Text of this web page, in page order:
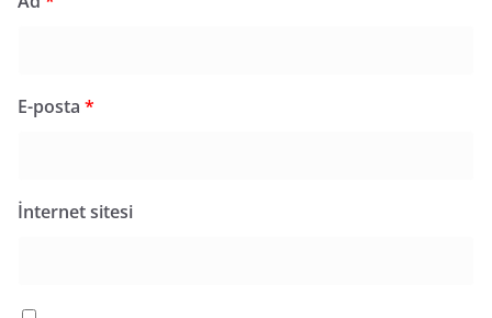
E-posta *
İnternet sitesi